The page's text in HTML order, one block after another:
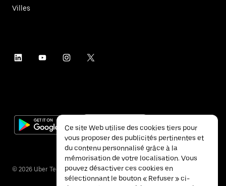
Villes
© 2026 Uber Technologies Inc.
Ce site Web utilise des cookies tiers pour
vous proposer des publicités pertinentes et
du contenu personnalisé grâce à la
mémorisation de votre localisation. Vous
pouvez désactiver ces cookies en
sélectionnant le bouton « Refuser » ci-